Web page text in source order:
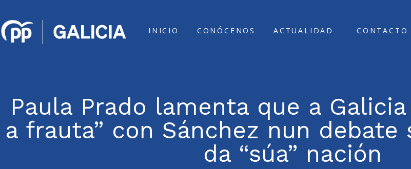
INICIO CONÓCENOS ACTUALIDAD CONTACTO
Paula Prado lamenta que a
a frauta” con Sánchez nun debate
da “súa” nación